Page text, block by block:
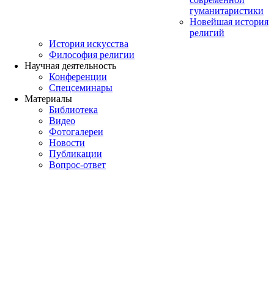
гуманитаристики
Новейшая история
религий
История искусства
Философия религии
Научная деятельность
Конференции
Спецсеминары
Материалы
Библиотека
Видео
Фотогалереи
Новости
Публикации
Вопрос-ответ